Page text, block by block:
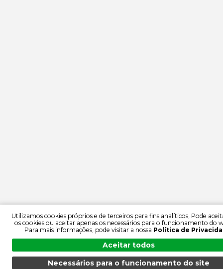
Utilizamos cookies próprios e de terceiros para fins analíticos, Pode
os cookies ou aceitar apenas os necessários para o funcionamento do
Para mais informações, pode visitar a nossa Política de
Aceitar todos
Necessários para o funcionamento do site